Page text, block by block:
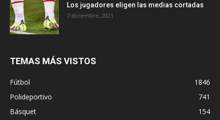
Los jugadores eligen las medias cortadas
7 diciembre, 2021
TEMAS MÁS VISTOS
Fútbol
1846
Polideportivo
741
Básquet
154